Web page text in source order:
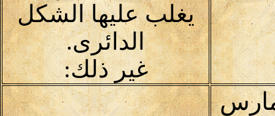
يغلب عليها الشكل
الدائرى.
غير ذلك: